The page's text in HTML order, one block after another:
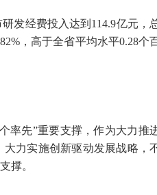
发经费投入达到114.9亿元，
，高于全省平均水平0.28个
先”重要支撑，作为大力推
力实施创新驱动发展战略，
撑。